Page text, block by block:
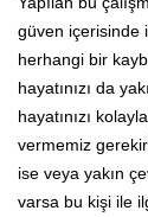
güven içerisinde
herhangi bir
hayatınızı da
hayatınızı
vermemiz
ise veya yakın
varsa bu kişi ile